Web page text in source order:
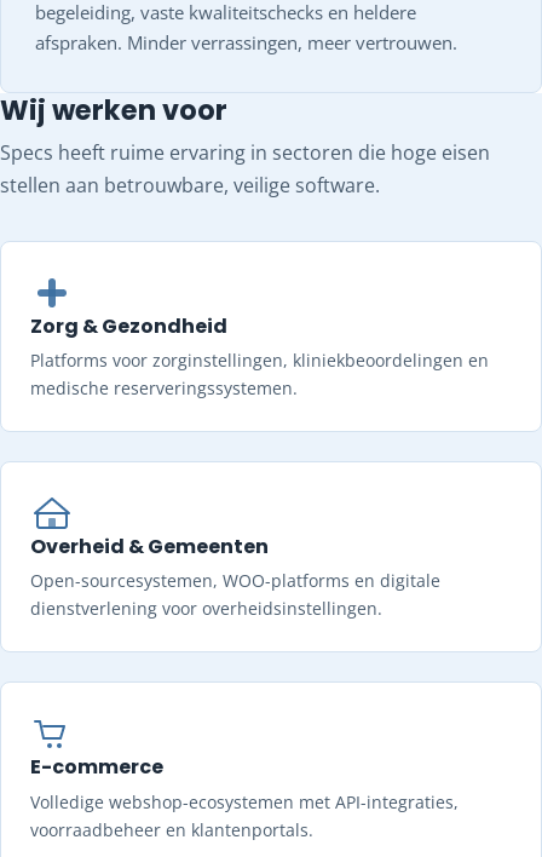
begeleiding, vaste kwaliteitschecks en heldere
afspraken. Minder verrassingen, meer vertrouwen.
Wij werken voor
Specs heeft ruime ervaring in sectoren die hoge eisen
stellen aan betrouwbare, veilige software.
Zorg & Gezondheid
Platforms voor zorginstellingen, kliniekbeoordelingen en
medische reserveringssystemen.
Overheid & Gemeenten
Open-sourcesystemen, WOO-platforms en digitale
dienstverlening voor overheidsinstellingen.
E-commerce
Volledige webshop-ecosystemen met API-integraties,
voorraadbeheer en klantenportals.